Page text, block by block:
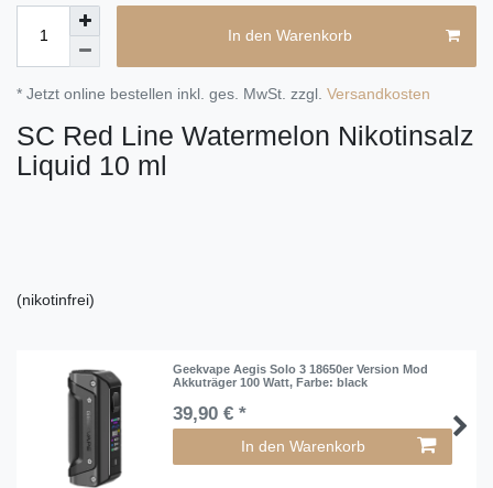
In den Warenkorb
* Jetzt online bestellen inkl. ges. MwSt. zzgl. Versandkosten
SC Red Line Watermelon Nikotinsalz
Liquid 10 ml
(nikotinfrei)
Geekvape Aegis Solo 3 18650er Version Mod
Akkuträger 100 Watt, Farbe: black
39,90 € *
In den Warenkorb